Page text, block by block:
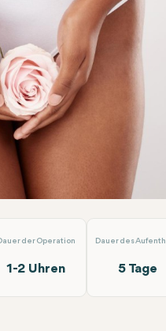
der Operation
1-2 Uhren
Dauer des
5 Tage